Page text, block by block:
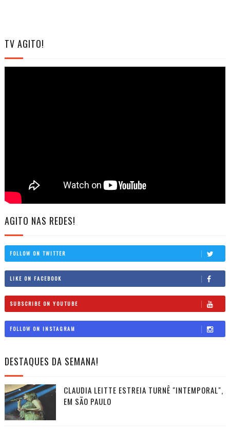
TV AGITO!
AGITO NAS REDES!
FOLLOW ON TWITTER
LIKE ON FACEBOOK
SUBSCRIBE ON YOUTUBE
FOLLOW ON INSTAGRAM
DESTAQUES DA SEMANA!
CLAUDIA LEITTE ESTREIA TURNÊ "INTEMPORAL",
EM SÃO PAULO